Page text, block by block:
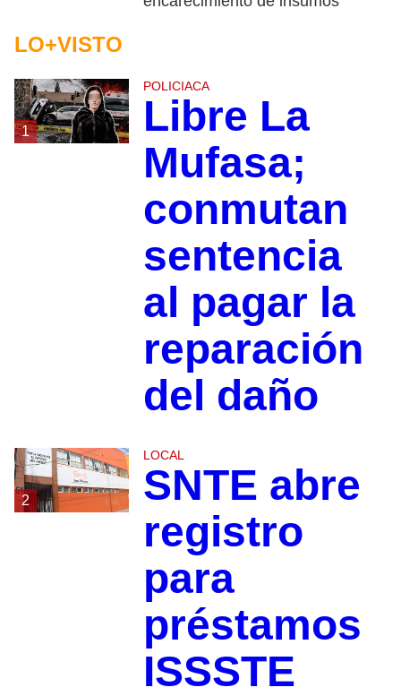
LO+VISTO
1
POLICIACA
Libre La
Mufasa;
conmutan
sentencia
al pagar la
reparación
del daño
2
LOCAL
SNTE abre
registro
para
préstamos
ISSSTE